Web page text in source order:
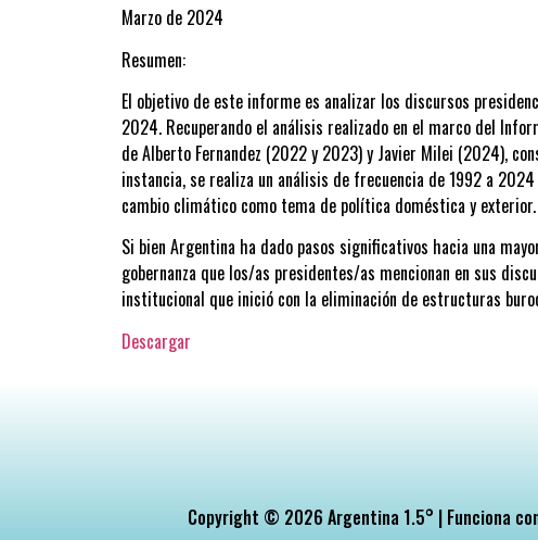
Marzo de 2024
Resumen:
El objetivo de este informe es analizar los discursos
2024. Recuperando el análisis realizado en el marco del
de Alberto Fernandez (2022 y 2023) y Javier Milei (2024),
instancia, se realiza un análisis de frecuencia de 1992 a
cambio climático como tema de política doméstica y exterior.
Si bien Argentina ha dado pasos significativos hacia una
gobernanza que los/as presidentes/as mencionan en sus
institucional que inició con la eliminación de estructuras
Descargar
Copyright © 2026 Argentina 1.5° | Funciona